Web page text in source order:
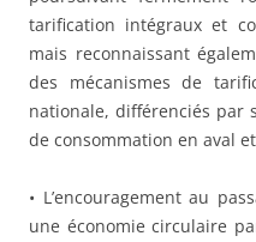
tarification intégraux et
mais reconnaissant
des mécanismes de
nationale, différenciés par
de consommation en aval
• L’encouragement au
une économie circulaire